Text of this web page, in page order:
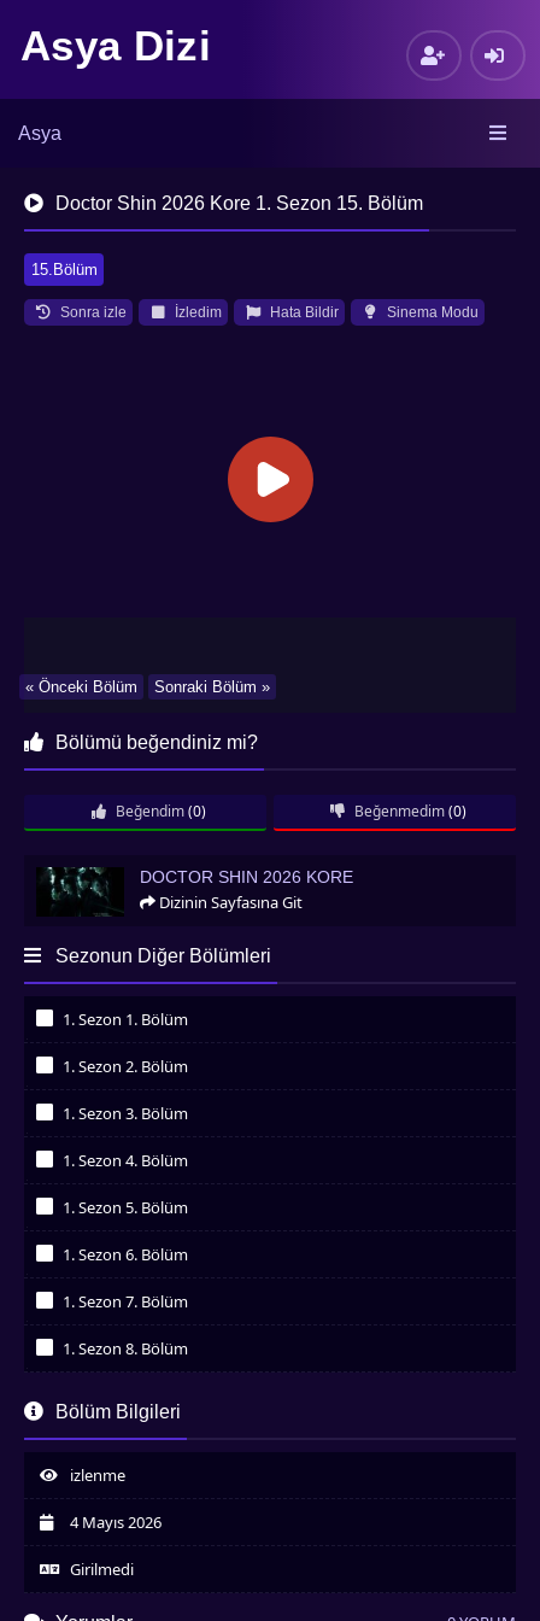
Asya Dizi
Asya
Doctor Shin 2026 Kore 1. Sezon 15. Bölüm
15.Bölüm
Sonra izle İzledim Hata Bildir Sinema Modu
Sonraki Bölüm »
« Önceki Bölüm
Bölümü beğendiniz mi?
Beğendim (0) Beğenmedim (0)
Doctor Shin 2026 Kore
DOCTOR SHIN 2026 KORE
Dizinin Sayfasına Git
Sezonun Diğer Bölümleri
1. Sezon 1. Bölüm
1. Sezon 2. Bölüm
1. Sezon 3. Bölüm
1. Sezon 4. Bölüm
1. Sezon 5. Bölüm
1. Sezon 6. Bölüm
1. Sezon 7. Bölüm
1. Sezon 8. Bölüm
İzledim
İzledim
1. Sezon 10. Bölüm
İzledim
İzledim
1. Sezon 12. Bölüm
İzledim
Bölüm Bilgileri
izlenme
4 Mayıs 2026
Girilmedi